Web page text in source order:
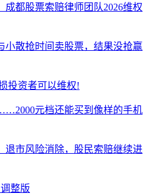
成都股票索赔律师团队2026维权
小散抢时间卖股票，结果没抢赢
投资者可以维权!
元档还能买到像样的手机
退市风险消除，股民索赔继续进
整版